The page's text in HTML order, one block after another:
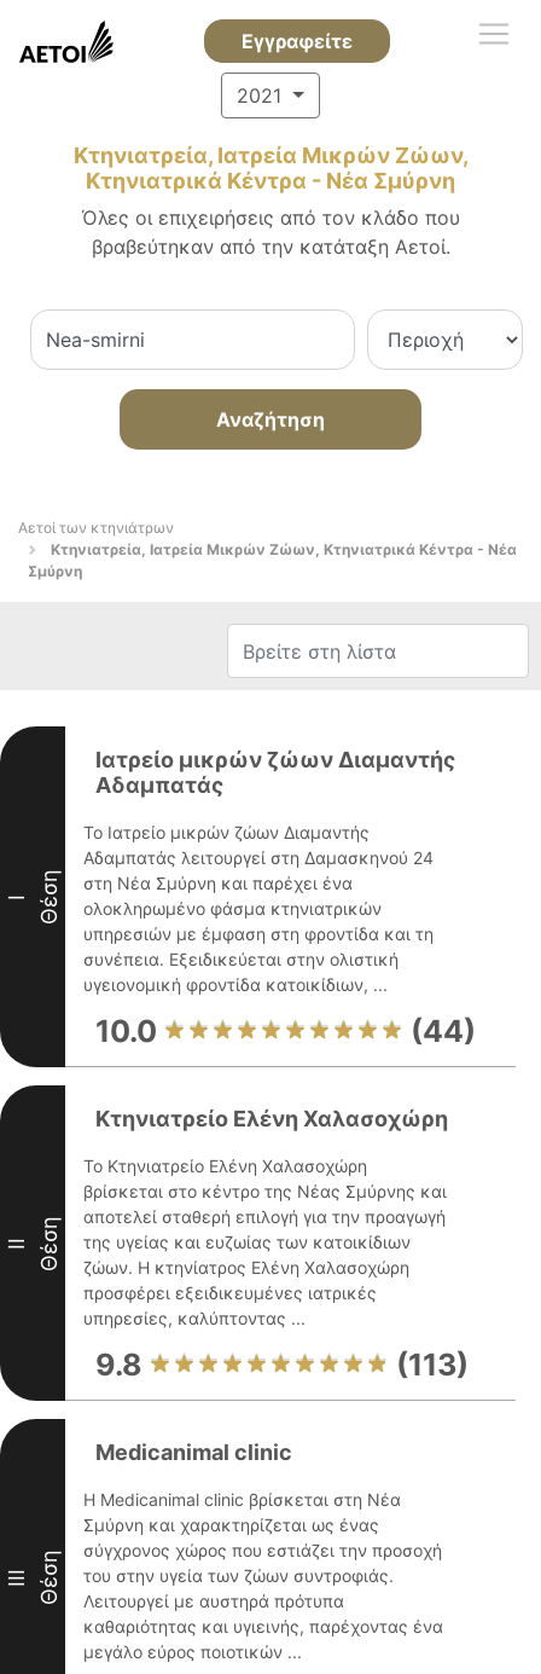
Εγγραφείτε
2021
Κτηνιατρεία, Ιατρεία Μικρών Ζώων,
Κτηνιατρικά Κέντρα - Νέα Σμύρνη
Όλες οι επιχειρήσεις από τον κλάδο που
βραβεύτηκαν από την κατάταξη Αετοί.
Αναζήτηση
Αετοί των κτηνιάτρων
Κτηνιατρεία, Ιατρεία Μικρών Ζώων, Κτηνιατρικά Κέντρα - Νέα
Σμύρνη
I Θέση
Ιατρείο μικρών ζώων Διαμαντής
Αδαμπατάς
Το Ιατρείο μικρών ζώων Διαμαντής
Αδαμπατάς λειτουργεί στη Δαμασκηνού 24
στη Νέα Σμύρνη και παρέχει ένα
ολοκληρωμένο φάσμα κτηνιατρικών
υπηρεσιών με έμφαση στη φροντίδα και τη
συνέπεια. Εξειδικεύεται στην ολιστική
υγειονομική φροντίδα κατοικίδιων, ...
10.0 (44)
II Θέση
Κτηνιατρείο Ελένη Χαλασοχώρη
Το Κτηνιατρείο Ελένη Χαλασοχώρη
βρίσκεται στο κέντρο της Νέας Σμύρνης και
αποτελεί σταθερή επιλογή για την προαγωγή
της υγείας και ευζωίας των κατοικίδιων
ζώων. Η κτηνίατρος Ελένη Χαλασοχώρη
προσφέρει εξειδικευμένες ιατρικές
υπηρεσίες, καλύπτοντας ...
9.8 (113)
III Θέση
Medicanimal clinic
Η Medicanimal clinic βρίσκεται στη Νέα
Σμύρνη και χαρακτηρίζεται ως ένας
σύγχρονος χώρος που εστιάζει την προσοχή
του στην υγεία των ζώων συντροφιάς.
Λειτουργεί με αυστηρά πρότυπα
καθαριότητας και υγιεινής, παρέχοντας ένα
μεγάλο εύρος ποιοτικών ...